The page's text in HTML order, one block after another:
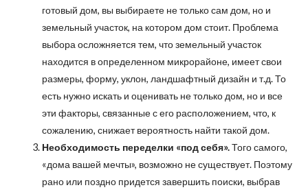
готовый дом, вы выбираете не только сам дом, но и
земельный участок, на котором дом стоит. Проблема
выбора осложняется тем, что земельный участок
находится в определенном микрорайоне, имеет свои
размеры, форму, уклон, ландшафтный дизайн и т.д. То
есть нужно искать и оценивать не только дом, но и все
эти факторы, связанные с его расположением, что, к
сожалению, снижает вероятность найти такой дом.
Необходимость переделки «под себя».Того самого,
«дома вашей мечты», возможно не существует. Поэтому
рано или поздно придется завершить поиски, выбрав